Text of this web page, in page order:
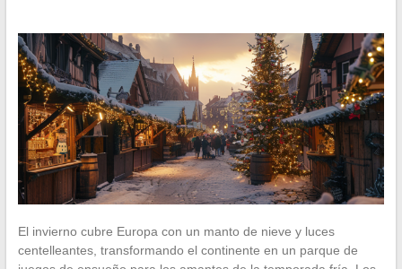
El invierno cubre Europa con un manto de nieve y luces
centelleantes, transformando el continente en un parque de